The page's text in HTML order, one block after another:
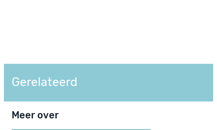
Gerelateerd
Meer over